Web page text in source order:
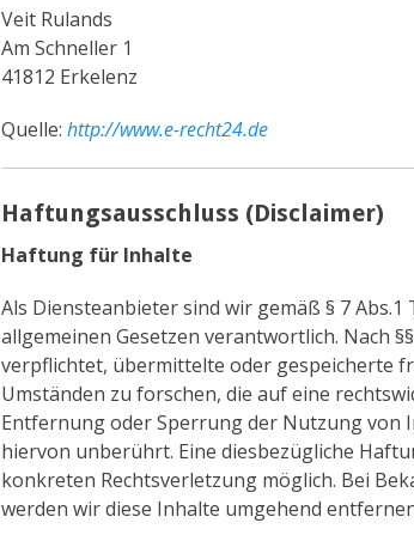
Veit Rulands
Am Schneller 1
41812 Erkelenz
Quelle: http://www.e-recht24.de
Haftungsausschluss (Disclaimer)
Haftung für Inhalte
Als Diensteanbieter sind wir gemäß § 7
allgemeinen Gesetzen verantwortlich. Nach
verpflichtet, übermittelte oder gespeicherte
Umständen zu forschen, die auf eine
Entfernung oder Sperrung der Nutzung von
hiervon unberührt. Eine diesbezügliche
konkreten Rechtsverletzung möglich. Bei
werden wir diese Inhalte umgehend